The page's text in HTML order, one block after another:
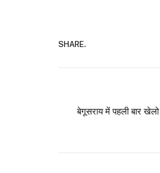
SHARE.
बेगूसराय में पहली बार